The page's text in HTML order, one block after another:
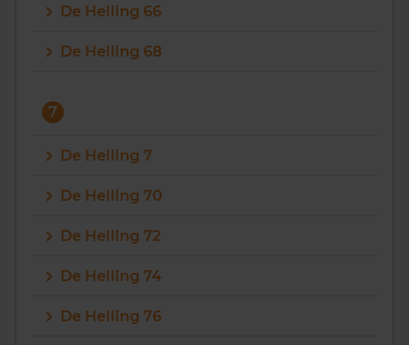
De Helling 66
De Helling 68
7
De Helling 7
De Helling 70
De Helling 72
De Helling 74
De Helling 76